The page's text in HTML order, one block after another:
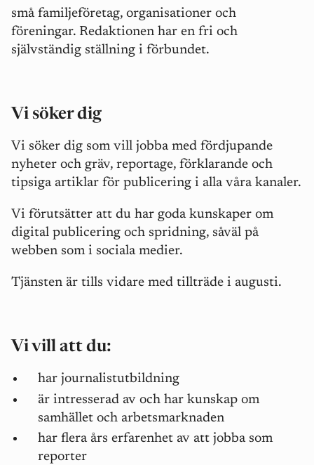
små familjeföretag, organisationer och
föreningar. Redaktionen har en fri och
självständig ställning i förbundet.
Vi söker dig
Vi söker dig som vill jobba med fördjupande
nyheter och gräv, reportage, förklarande och
tipsiga artiklar för publicering i alla våra kanaler.
Vi förutsätter att du har goda kunskaper om
digital publicering och spridning, såväl på
webben som i sociala medier.
Tjänsten är tills vidare med tillträde i augusti.
Vi vill att du:
har journalistutbildning
är intresserad av och har kunskap om
samhället och arbetsmarknaden
har flera års erfarenhet av att jobba som
reporter